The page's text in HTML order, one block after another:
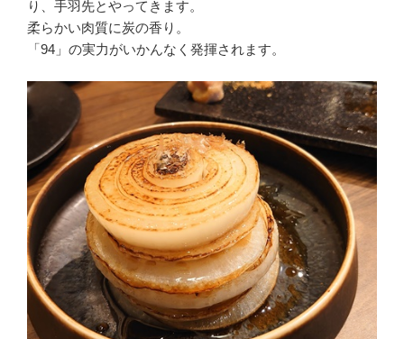
り、手羽先とやってきます。
柔らかい肉質に炭の香り。
「94」の実力がいかんなく発揮されます。